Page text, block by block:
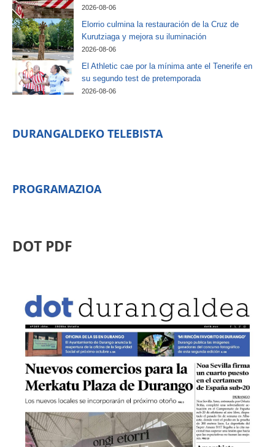
2026-08-06
Elorrio culmina la restauración de la Cruz de
Kurutziaga y mejora su iluminación
2026-08-06
El Athletic cae por la mínima ante el Tenerife en
su segundo test de pretemporada
2026-08-06
DURANGALDEKO TELEBISTA
PROGRAMAZIOA
DOT PDF